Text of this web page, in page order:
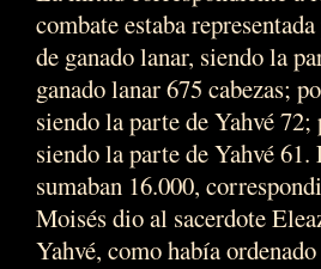
combate estaba
de ganado lanar, siendo la
ganado lanar 675 cabezas;
siendo la parte de Yahvé 72;
siendo la parte de Yahvé 61.
sumaban 16.000,
Moisés dio al sacerdote
Yahvé, como había